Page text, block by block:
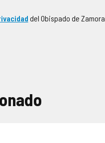
del Obispado de Zamora